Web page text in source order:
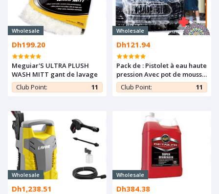
Wholesale
Dh199.20
Meguiar'S ULTRA PLUSH
WASH MITT gant de lavage
Club Point:
11
Wholesale
Dh121.94
Pack de : Pistolet à eau haute
pression Avec pot de mousse
1L Avec élastique et tableau
Club Point: 11
Wholesale
Dh1,238.51
Wholesale
Dh384.38